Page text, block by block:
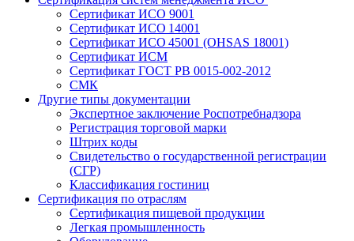
Сертификат ИСО 9001
Сертификат ИСО 14001
Сертификат ИСО 45001 (OHSAS 18001)
Сертификат ИСМ
Сертификат ГОСТ РВ 0015-002-2012
СМК
Другие типы документации
Экспертное заключение Роспотребнадзора
Регистрация торговой марки
Штрих коды
Свидетельство о государственной регистрации
(СГР)
Классификация гостиниц
Сертификация по отраслям
Сертификация пищевой продукции
Легкая промышленность